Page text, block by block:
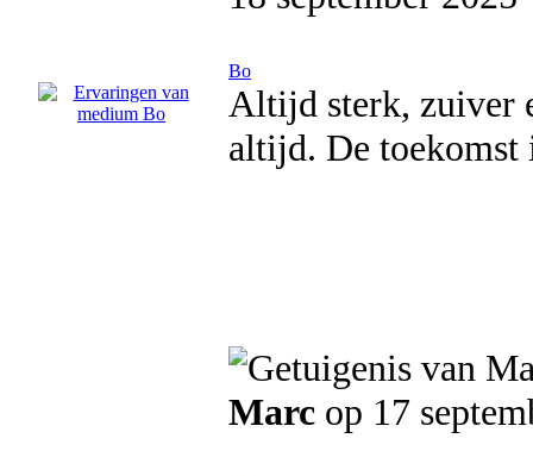
Bo
Altijd sterk, zuiver
altijd. De toekomst
Marc op 17